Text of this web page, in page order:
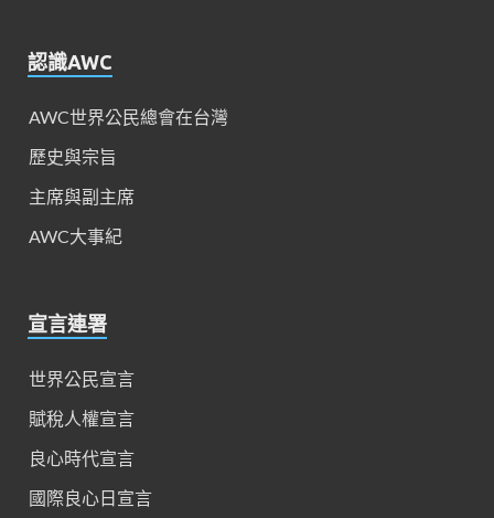
認識AWC
AWC世界公民總會在台灣
歷史與宗旨
主席與副主席
AWC大事紀
宣言連署
世界公民宣言
賦稅人權宣言
良心時代宣言
國際良心日宣言